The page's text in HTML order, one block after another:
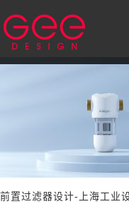
前置过滤器设计-上海工业